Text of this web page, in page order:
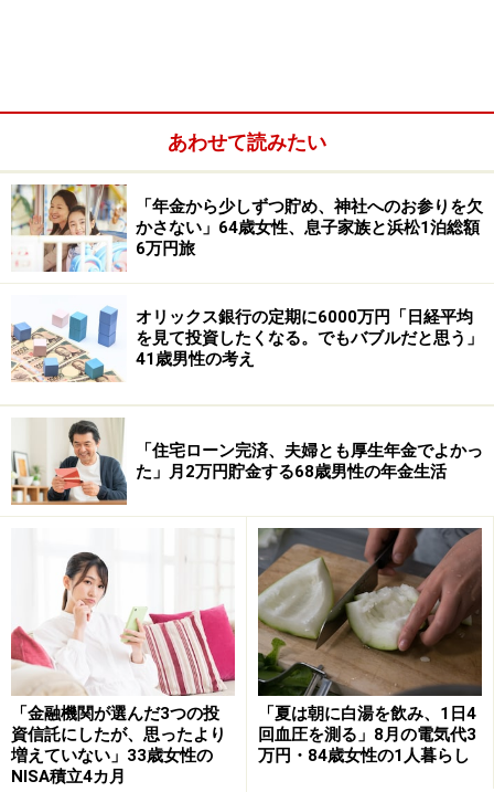
■家族構成
本人、父（65歳）、母（63歳）、弟（24歳）
■金融資産
年収：120万円
預貯金：50万円、リスク資産：20万円
■リスク資産の内訳
・投資信託：15万円
・米国株：1万円
・その他：1万円
■積立投資実績（※商品名の詳細が不明なものも原文ママ
記載）
・eMAXIS Slim 全世界株式（オール・カントリー）／
NISA：2024年から
2024年から、オール・カントリーに月1万円の積立投資
あわせて読みたい
「年金から少しずつ貯め、神社へのお参りを欠
かさない」64歳女性、息子家族と浜松1泊総額
6万円旅
オリックス銀行の定期に6000万円「日経平均
を見て投資したくなる。でもバブルだと思う」
41歳男性の考え
「住宅ローン完済、夫婦とも厚生年金でよかっ
た」月2万円貯金する68歳男性の年金生活
「金融機関が選んだ3つの投
資信託にしたが、思ったより
増えていない」33歳女性の
NISA積立4カ月
「夏は朝に白湯を飲み、1日4
回血圧を測る」8月の電気代3
万円・84歳女性の1人暮らし